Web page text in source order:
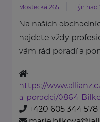
Mostecká 265 Týn nad
Na našich
najdete vždy
vám rád poradí a
https://
a-poradci/0864-
+420 605 344 578